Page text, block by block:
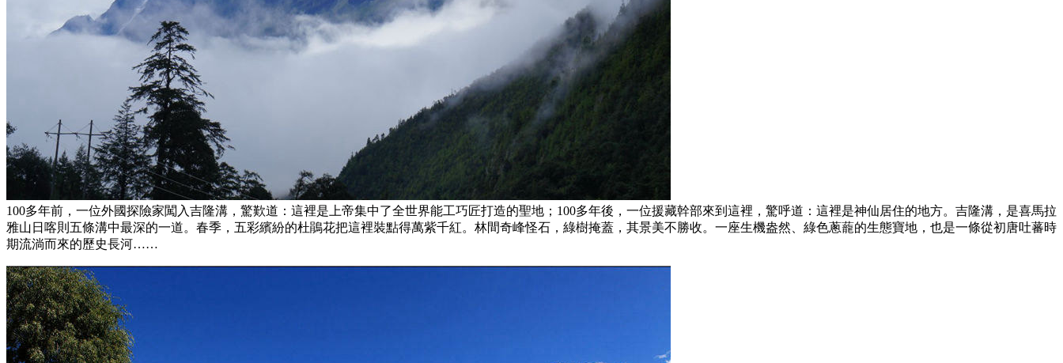
100多年前，一位外國探險家闖入吉隆溝，驚歎道：這裡是上帝集中了全世界能工巧匠打造的聖地；100多年後，一位援藏幹部來到這裡，驚呼道：這裡是神仙居住的地方。吉隆溝，是喜馬拉
雅山日喀則五條溝中最深的一道。春季，五彩繽紛的杜鵑花把這裡裝點得萬紫千紅。林間奇峰怪石，綠樹掩蓋，其景美不勝收。一座生機盎然、綠色蔥蘢的生態寶地，也是一條從初唐吐蕃時
期流淌而來的歷史長河……